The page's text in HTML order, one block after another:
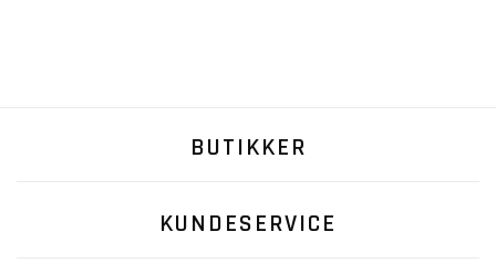
BUTIKKER
KUNDESERVICE